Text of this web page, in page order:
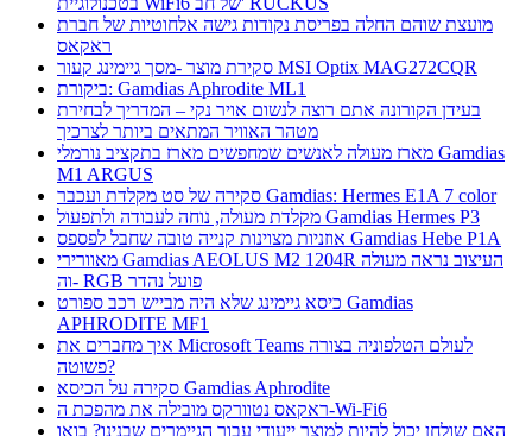
מועצת שוהם החלה בפריסת נקודות גישה אלחוטיות של חברת
ראקאס
סקירת מוצר -מסך גיימינג קעור MSI Optix MAG272CQR
ביקורת: Gamdias Aphrodite ML1
בעידן הקורונה אתם רוצה לנשום אויר נקי – המדריך לבחירת
מטהר האוויר המתאים ביותר לצרכיך
מארז מעולה לאנשים שמחפשים מארז בתקציב נורמלי Gamdias
M1 ARGUS
סקירה של סט מקלדת ועכבר Gamdias: Hermes E1A 7 color
מקלדת מעולה, נוחה לעבודה ולתפעול Gamdias Hermes P3
אוזניות מצוינות קנייה טובה שחבל לפספס Gamdias Hebe P1A
מאוורירי Gamdias AEOLUS M2 1204R העיצוב נראה מעולה
וה- RGB פועל נהדר
כיסא גיימינג שלא היה מבייש רכב ספורט Gamdias
APHRODITE MF1
איך מחברים את Microsoft Teams לעולם הטלפוניה בצורה
פשוטה?
סקירה על הכיסא Gamdias Aphrodite
ראקאס נטוורקס מובילה את מהפכת ה-Wi-Fi6
האם שולחן יכול להיות למוצר ייעודי עבור הגיימרים שבנינו? בואו